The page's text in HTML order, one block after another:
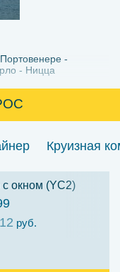
Портовенере
Ницца
Круизная
с окном (YC2)
руб.